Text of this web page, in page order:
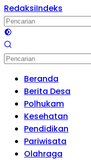
RedaksiIndeks
Beranda
Berita Desa
Polhukam
Kesehatan
Pendidikan
Pariwisata
Olahraga